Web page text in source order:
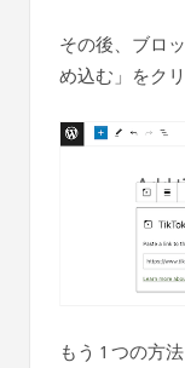
その後、ブロ
め込む」をク
もう 1 つの方